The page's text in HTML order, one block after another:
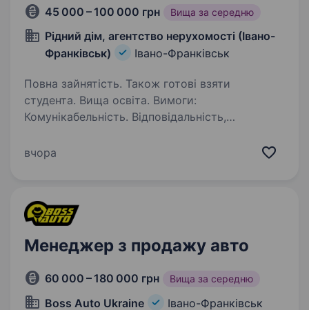
45 000 – 100 000 грн Вища за середню
Рідний дім, агентство нерухомості (Івано-
Франківськ)
Івано-Франківськ
Повна зайнятість. Також готові взяти
студента. Вища освіта. Вимоги:
Комунікабельність. Відповідальність,
Бажання навчатися та розвиватися. Вміння
вчора
Менеджер з продажу авто
60 000 – 180 000 грн Вища за середню
Boss Auto Ukraine Івано-Франківськ